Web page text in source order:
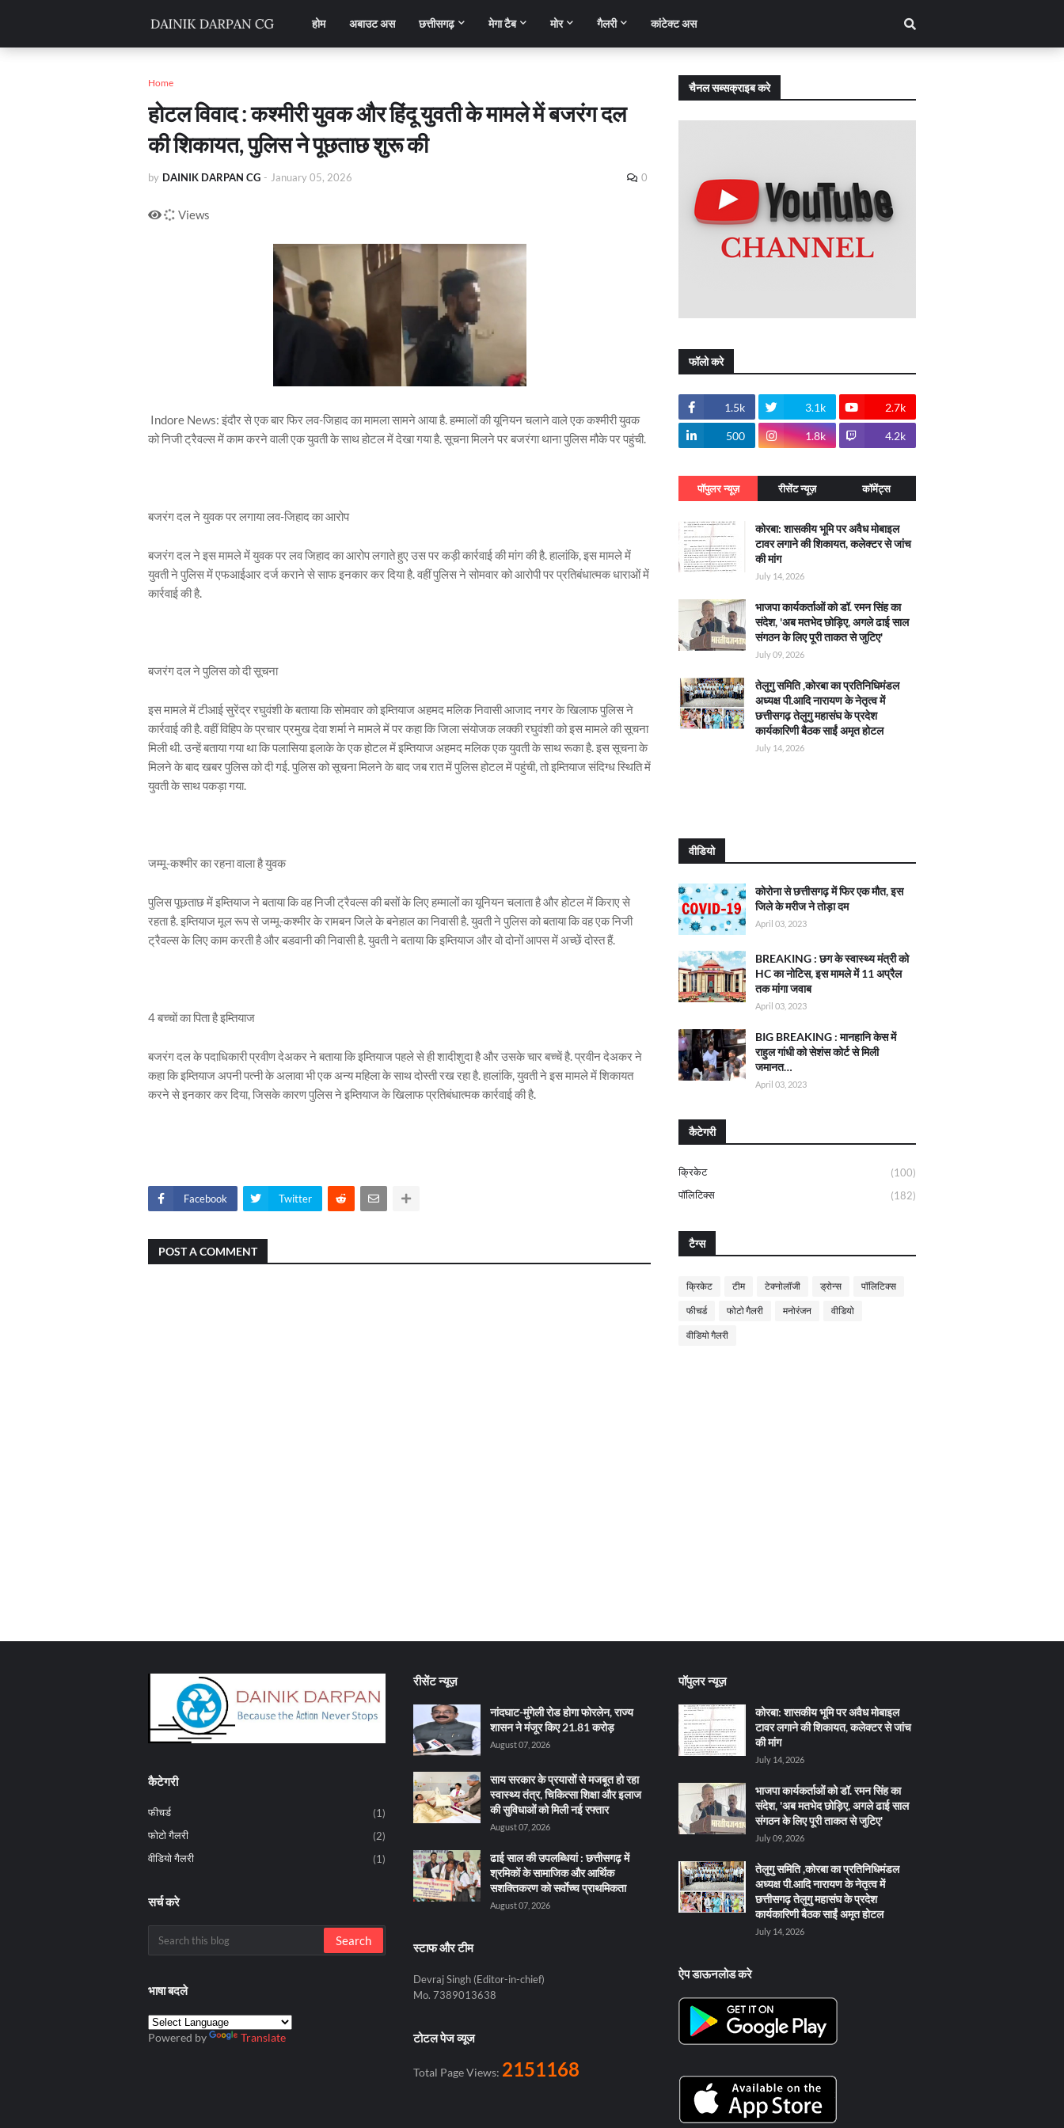
होम अबाउट अस छत्तीसगढ़ मेगा टैब मोर गैलरी कांटेक्ट अस
Home
होटल विवाद : कश्मीरी युवक और हिंदू युवती के मामले में बजरंग दल
की शिकायत, पुलिस ने पूछताछ शुरू की
by DAINIK DARPAN CG - January 05, 2026 0
Views
Indore News: इंदौर से एक बार फिर लव-जिहाद का मामला सामने आया है. हम्‍मालों की यूनियन चलाने वाले एक कश्‍मीरी युवक
को निजी ट्रैवल्‍स में काम करने वाली एक युवती के साथ होटल में देखा गया है. सूचना मिलने पर बजरंगा थाना पुलिस मौके पर पहुंची.
बजरंग दल ने युवक पर लगाया लव-जिहाद का आरोप
बजरंग दल ने इस मामले में युवक पर लव जिहाद का आरोप लगाते हुए उस पर कड़ी कार्रवाई की मांग की है. हालांकि, इस मामले में
युवती ने प‍ुलिस में एफआईआर दर्ज कराने से साफ इनकार कर दिया है. वहीं पुलिस ने सोमवार को आरोपी पर प्रतिबंधात्मक धाराओं में
कार्रवाई की है.
बजरंग दल ने पुलिस को दी सूचना
इस मामले में टीआई सुरेंद्र रघुवंशी के बताया कि सोमवार को इम्तियाज अहमद मलिक निवासी आजाद नगर के खिलाफ पुलिस ने
कार्रवाई की है. वहीं विहिप के प्रचार प्रमुख देवा शर्मा ने मामले में पर कहा कि जिला संयोजक लक्‍की रघुवंशी को इस मामले की सूचना
मिली थी. उन्‍हें बताया गया था कि पलासिया इलाके के एक होटल में इम्त‍ियाज अहमद मलिक एक युवती के साथ रूका है. इस सूचना के
मिलने के बाद खबर पुलिस को दी गई. पुलिस को सूचना मिलने के बाद जब रात में पुलिस होटल में पहुंची, तो इम्त‍ियाज संदिग्ध स्थिति में
युवती के साथ पकड़ा गया.
जम्‍मू-कश्‍मीर का रहना वाला है युवक
पुलिस पूछताछ में इम्तियाज ने बताया कि वह निजी ट्रैवल्‍स की बसों के लिए हम्‍मालों का यूनियन चलाता है और होटल में किराए से
रहता है. इम्तियाज मूल रूप से जम्‍मू-कश्‍मीर के रामबन जिले के बनेहाल का निवासी है. युवती ने पुलिस को बताया कि वह एक निजी
ट्रैवल्‍स के लिए काम करती है और बडवानी की निवासी है. युवती ने बताया कि इम्तियाज और वो दोनों आपस में अच्छें दोस्‍त हैं.
4 बच्‍चाें का पिता है इम्तियाज
बजरंग दल के पदाधिकारी प्रवीण देअकर ने बताया कि इम्तियाज पहले से ही शादीशुदा है और उसके चार बच्‍चें है. प्रवीन देअकर ने
कहा कि इम्तियाज अपनी पत्नी के अलावा भी एक अन्‍य महिला के साथ दोस्‍ती रख रहा है. हालांकि, युवती ने इस मामले में शिकायत
करने से इनकार कर दिया, जिसके कारण पुलिस ने इम्तियाज के खिलाफ प्रतिबंधात्मक कार्रवाई की है.
Facebook Twitter
POST A COMMENT
चैनल सब्सक्राइब करे
फॉलो करे
1.5k 3.1k 2.7k
500 1.8k 4.2k
पॉपुलर न्यूज़ रीसेंट न्यूज़ कॉमेंट्स
कोरबा: शासकीय भूमि पर अवैध मोबाइल
टावर लगाने की शिकायत, कलेक्टर से जांच
की मांग
July 14, 2026
भाजपा कार्यकर्ताओं को डॉ. रमन सिंह का
संदेश, 'अब मतभेद छोड़िए, अगले ढाई साल
संगठन के लिए पूरी ताकत से जुटिए'
July 09, 2026
तेलुगु समिति ,कोरबा का प्रतिनिधिमंडल
अध्यक्ष पी.आदि नारायण के नेतृत्व में
छत्तीसगढ़ तेलुगु महासंघ के प्रदेश
कार्यकारिणी बैठक साईं अमृत होटल
July 14, 2026
वीडियो
कोरोना से छत्तीसगढ़ में फिर एक मौत, इस
जिले के मरीज ने तोड़ा दम
April 03, 2023
BREAKING : छग के स्वास्थ्य मंत्री को
HC का नोटिस, इस मामले में 11 अप्रैल
तक मांगा जवाब
April 03, 2023
BIG BREAKING : मानहानि केस में
राहुल गांधी को सेशंस कोर्ट से मिली
जमानत…
April 03, 2023
कैटेगरी
क्रिकेट
(100)
पॉलिटिक्स
(182)
टैग्स
क्रिकेट टीम टेक्नोलॉजी ड्रोन्स पॉलिटिक्स
फीचर्ड फोटो गैलरी मनोरंजन वीडियो
वीडियो गैलरी
कैटेगरी
फीचर्ड
(1)
फोटो गैलरी
(2)
वीडियो गैलरी
(1)
सर्च करे
भाषा बदले
Powered by Translate
रीसेंट न्यूज़
नांदघाट-मुंगेली रोड होगा फोरलेन, राज्य
शासन ने मंजूर किए 21.81 करोड़
August 07, 2026
साय सरकार के प्रयासों से मजबूत हो रहा
स्वास्थ्य तंत्र, चिकित्सा शिक्षा और इलाज
की सुविधाओं को मिली नई रफ्तार
August 07, 2026
ढाई साल की उपलब्धियां : छत्तीसगढ़ में
श्रमिकों के सामाजिक और आर्थिक
सशक्तिकरण को सर्वाेच्च प्राथमिकता
August 07, 2026
स्टाफ और टीम
Devraj Singh (Editor-in-chief)
Mo. 7389013638
टोटल पेज व्यूज
Total Page Views: 2151168
पॉपुलर न्यूज़
कोरबा: शासकीय भूमि पर अवैध मोबाइल
टावर लगाने की शिकायत, कलेक्टर से जांच
की मांग
July 14, 2026
भाजपा कार्यकर्ताओं को डॉ. रमन सिंह का
संदेश, 'अब मतभेद छोड़िए, अगले ढाई साल
संगठन के लिए पूरी ताकत से जुटिए'
July 09, 2026
तेलुगु समिति ,कोरबा का प्रतिनिधिमंडल
अध्यक्ष पी.आदि नारायण के नेतृत्व में
छत्तीसगढ़ तेलुगु महासंघ के प्रदेश
कार्यकारिणी बैठक साईं अमृत होटल
July 14, 2026
ऐप डाऊनलोड करे